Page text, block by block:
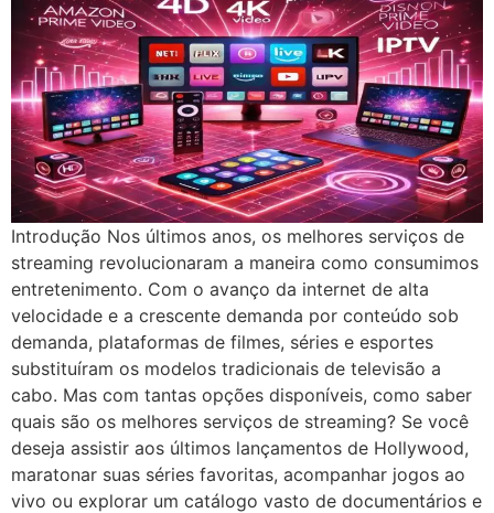
Introdução Nos últimos anos, os melhores serviços de
streaming revolucionaram a maneira como consumimos
entretenimento. Com o avanço da internet de alta
velocidade e a crescente demanda por conteúdo sob
demanda, plataformas de filmes, séries e esportes
substituíram os modelos tradicionais de televisão a
cabo. Mas com tantas opções disponíveis, como saber
quais são os melhores serviços de streaming? Se você
deseja assistir aos últimos lançamentos de Hollywood,
maratonar suas séries favoritas, acompanhar jogos ao
vivo ou explorar um catálogo vasto de documentários e